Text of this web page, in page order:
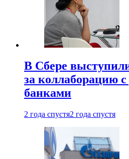
В Сбере
за коллаборацию
банками
2 года спустя2 года спустя